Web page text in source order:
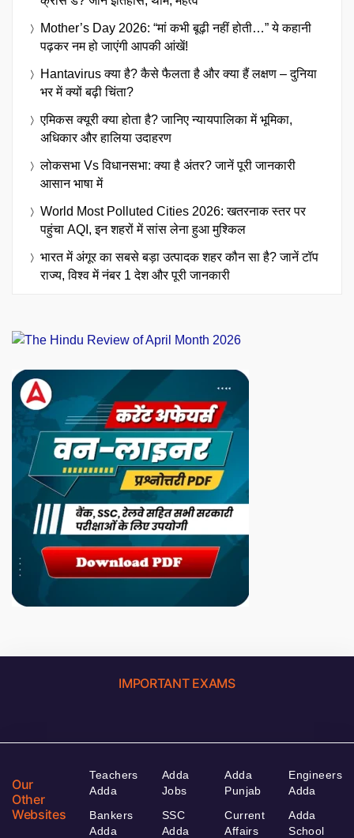
Mother’s Day 2026: “मां कभी बूढ़ी नहीं होती…” ये कहानी
पढ़कर नम हो जाएंगी आपकी आंखें!
Hantavirus क्या है? कैसे फैलता है और क्या हैं लक्षण – दुनिया
भर में क्यों बढ़ी चिंता?
एमिकस क्यूरी क्या होता है? जानिए न्यायपालिका में भूमिका,
अधिकार और हालिया उदाहरण
लोकसभा Vs विधानसभा: क्या है अंतर? जानें पूरी जानकारी
आसान भाषा में
World Most Polluted Cities 2026: खतरनाक स्तर पर
पहुंचा AQI, इन शहरों में सांस लेना हुआ मुश्किल
भारत में अंगूर का सबसे बड़ा उत्पादक शहर कौन सा है? जानें टॉप
राज्य, विश्व में नंबर 1 देश और पूरी जानकारी
IMPORTANT EXAMS
Our
Other
Websites
Teachers
Adda
Bankers
Adda
Adda
Jobs
SSC
Adda
Adda
Punjab
Current
Affairs
Engineers
Adda
Adda
School